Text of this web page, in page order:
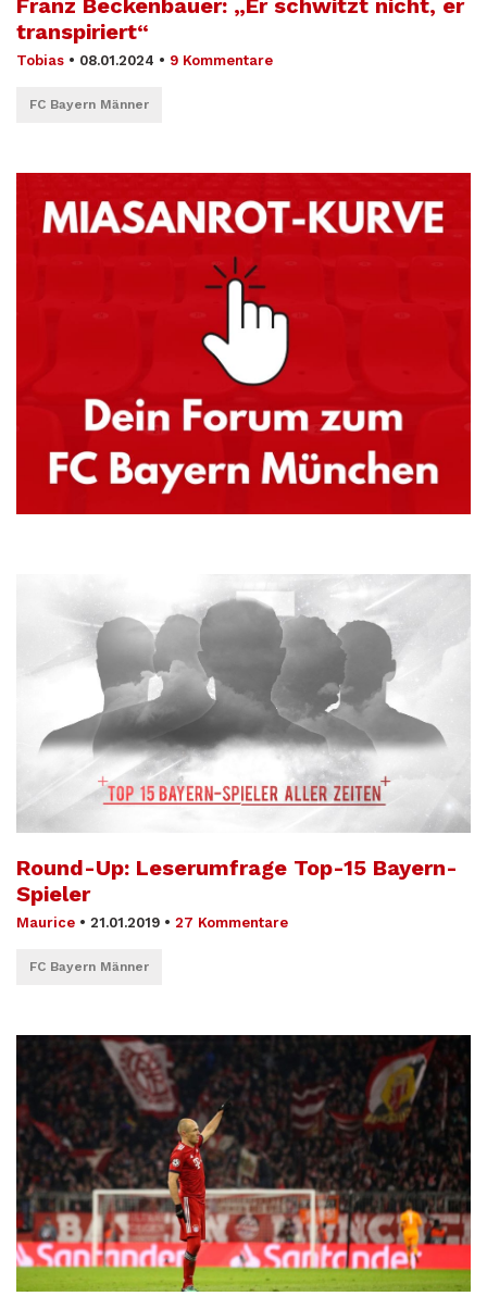
Franz Beckenbauer: „Er schwitzt nicht, er
transpiriert“
Tobias • 08.01.2024 • 9 Kommentare
FC Bayern Männer
Round-Up: Leserumfrage Top-15 Bayern-
Spieler
Maurice • 21.01.2019 • 27 Kommentare
FC Bayern Männer